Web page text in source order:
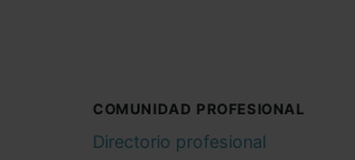
COMUNIDAD PROFESIONAL
Directorio profesional